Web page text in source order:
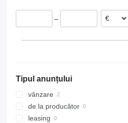
–
Tipul anunțului
vânzare
de la producător
leasing